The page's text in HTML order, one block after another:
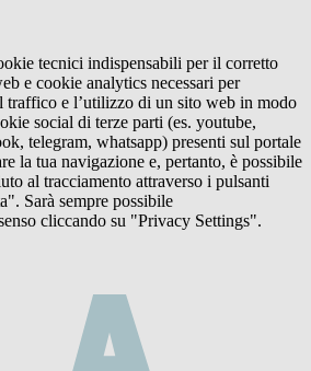
tecnici indispensabili per il corretto
e cookie analytics necessari per
traffico e l’utilizzo di un sito web in modo
social di terze parti (es. youtube,
telegram, whatsapp) presenti sul portale
la tua navigazione e, pertanto, è possibile
al tracciamento attraverso i pulsanti
Sarà sempre possibile
cliccando su "Privacy Settings".